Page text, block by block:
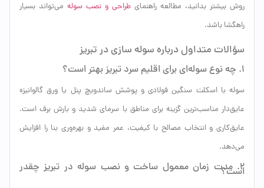
روش بیشتر بدانید، مطالعه راهنمای طراحی و نصب سوله می‌تواند بسیار
راهگشا باشد.
سؤالات متداول درباره سوله سازی در تبریز
۱. چه نوع سوله‌ای برای اقلیم سرد تبریز بهتر است؟
سوله با اسکلت سنگین فولادی و پوشش ساندویچ پنل یا ورق گالوانیزه
عایق‌دار مناسب‌ترین گزینه برای مناطق با سرمای شدید و بارش برف است.
عایق‌کاری و انتخاب مصالح با کیفیت، عمر مفید و بهره‌وری بنا را افزایش
می‌دهد.
۲. مدت زمان معمول ساخت و نصب سوله در تبریز چقدر
است؟